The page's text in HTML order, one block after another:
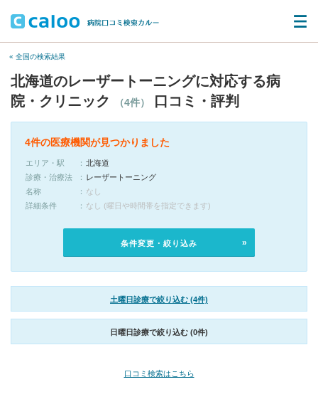
« 全国の検索結果
北海道のレーザートーニングに対応する病
院・クリニック
（4件） 口コミ・評判
4件の医療機関が見つかりました
エリア・駅
北海道
診療・治療法
レーザートーニング
名称
なし
詳細条件
なし (曜日や時間帯を指定できます)
条件変更・絞り込み
土曜日診療で絞り込む (4件)
日曜日診療で絞り込む (0件)
口コミ検索はこちら